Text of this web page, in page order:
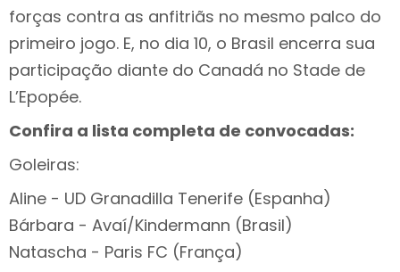
forças contra as anfitriãs no mesmo palco do
primeiro jogo. E, no dia 10, o Brasil encerra sua
participação diante do Canadá no Stade de
L’Epopée.
Confira a lista completa de convocadas:
Goleiras:
Aline - UD Granadilla Tenerife (Espanha)
Bárbara - Avaí/Kindermann (Brasil)
Natascha - Paris FC (França)